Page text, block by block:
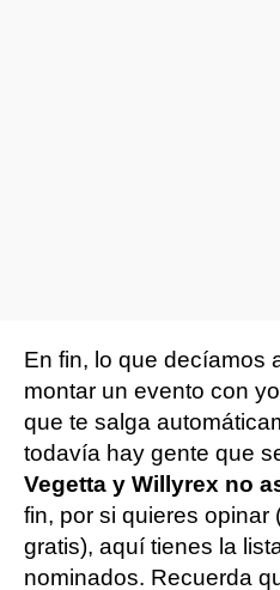
En fin, lo que decíamos
montar un evento con
que te salga
todavía hay gente que
Vegetta y Willyrex no
fin, por si quieres opinar
gratis), aquí tienes la
nominados. Recuerda